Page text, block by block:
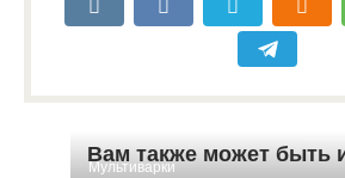
Вам также может быть
Мультиварки